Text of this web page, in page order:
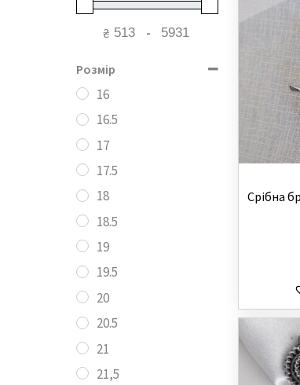
₴ -
Розмір
16
16.5
17
17.5
18
18.5
19
19.5
20
20.5
21
21,5
Cрібна